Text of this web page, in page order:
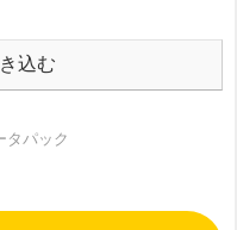
込む
タパック